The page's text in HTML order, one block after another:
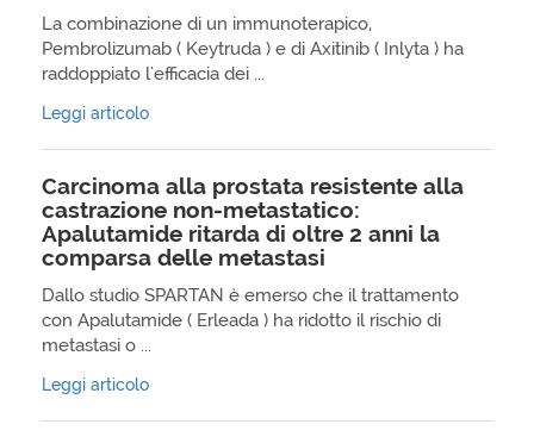
La combinazione di un immunoterapico,
Pembrolizumab ( Keytruda ) e di Axitinib ( Inlyta ) ha
raddoppiato l'efficacia dei ...
Leggi articolo
Carcinoma alla prostata resistente alla
castrazione non-metastatico:
Apalutamide ritarda di oltre 2 anni la
comparsa delle metastasi
Dallo studio SPARTAN è emerso che il trattamento
con Apalutamide ( Erleada ) ha ridotto il rischio di
metastasi o ...
Leggi articolo